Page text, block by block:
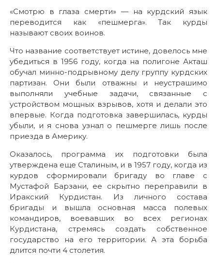
«Смотрю в глаза смерти» — на курдский язык
переводится как «пешмерга». Так курды
называют своих воинов.
Что название соответствует истине, довелось мне
убедиться в 1956 году, когда на полигоне Акташ
обучал минно-подрывному делу группу курдских
партизан. Они были отважны и неустрашимо
выполняли учебные задачи, связанные с
устройством мощных взрывов, хотя и делали это
впервые. Когда подготовка завершилась, курды
убыли, и я снова узнал о пешмерге лишь после
приезда в Америку.
Оказалось, программа их подготовки была
утверждена еще Сталиным, и в 1957 году, когда из
курдов сформировали бригаду во главе с
Мустафой Барзани, ее скрытно переправили в
Иракский Курдистан. Из личного состава
бригады и вышла основная масса полевых
командиров, воевавших во всех регионах
Курдистана, стремясь создать собственное
государство на его территории. А эта борьба
длится почти 4 столетия.